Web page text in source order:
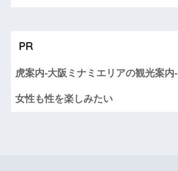
PR
虎案内-大阪ミナミエリアの観光案内-
女性も性を楽しみたい